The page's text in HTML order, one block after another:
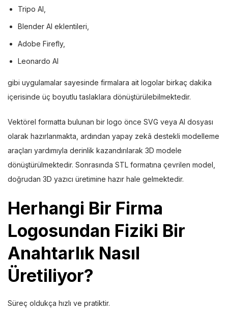
Tripo AI,
Blender AI eklentileri,
Adobe Firefly,
Leonardo AI
gibi uygulamalar sayesinde firmalara ait logolar birkaç dakika
içerisinde üç boyutlu taslaklara dönüştürülebilmektedir.
Vektörel formatta bulunan bir logo önce SVG veya AI dosyası
olarak hazırlanmakta, ardından yapay zekâ destekli modelleme
araçları yardımıyla derinlik kazandırılarak 3D modele
dönüştürülmektedir. Sonrasında STL formatına çevrilen model,
doğrudan 3D yazıcı üretimine hazır hale gelmektedir.
Herhangi Bir Firma
Logosundan Fiziki Bir
Anahtarlık Nasıl
Üretiliyor?
Süreç oldukça hızlı ve pratiktir.